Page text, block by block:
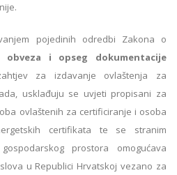
pojedinih odredbi Zakona o
obveza i opseg dokumentacije
za izdavanje ovlaštenja za
usklađuju se uvjeti propisani za
ovlaštenih za certificiranje i osoba
certifikata te se stranim
prostora omogućava
u Republici Hrvatskoj vezano za